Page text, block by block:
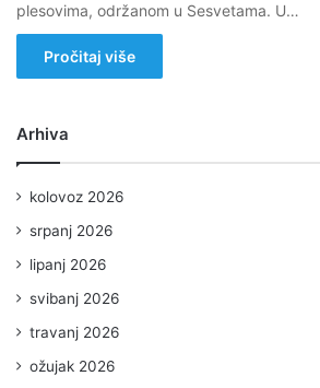
plesovima, održanom u Sesvetama. U…
Pročitaj više
Arhiva
kolovoz 2026
srpanj 2026
lipanj 2026
svibanj 2026
travanj 2026
ožujak 2026